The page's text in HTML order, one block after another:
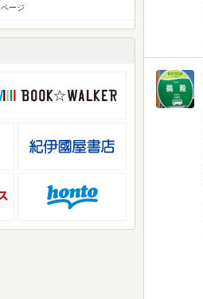
ページ